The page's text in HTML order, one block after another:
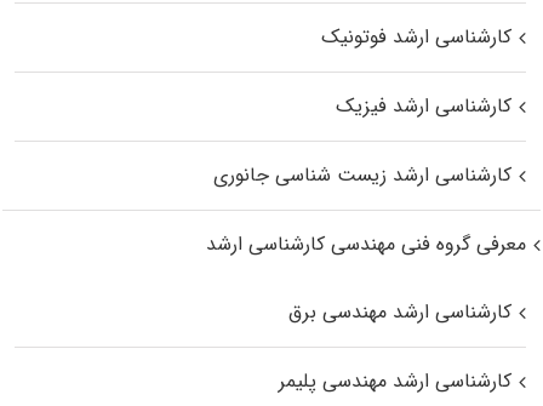
کارشناسی ارشد فوتونیک
کارشناسی ارشد فیزیک
کارشناسی ارشد زیست‌ شناسی جانوری
معرفی گروه فنی مهندسی کارشناسی ارشد
کارشناسی ارشد مهندسی برق
کارشناسی ارشد مهندسی پلیمر